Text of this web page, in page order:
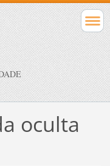
oculta